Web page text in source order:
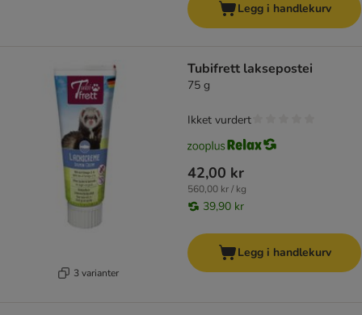
Legg i handlekurv
3 varianter
Tubifrett laksepostei
75 g
42,00 kr
560,00 kr / kg
39,90 kr
Ikket vurdert
Legg i handlekurv